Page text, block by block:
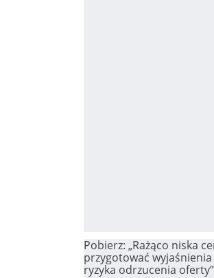
Pobierz: „Rażąco niska
przygotować
ryzyka odrzucenia